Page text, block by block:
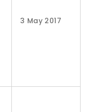
3 May 2017